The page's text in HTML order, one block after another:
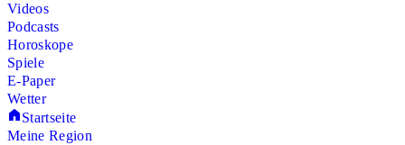
Videos
Podcasts
Horoskope
Spiele
E-Paper
Wetter
Startseite
Meine Region